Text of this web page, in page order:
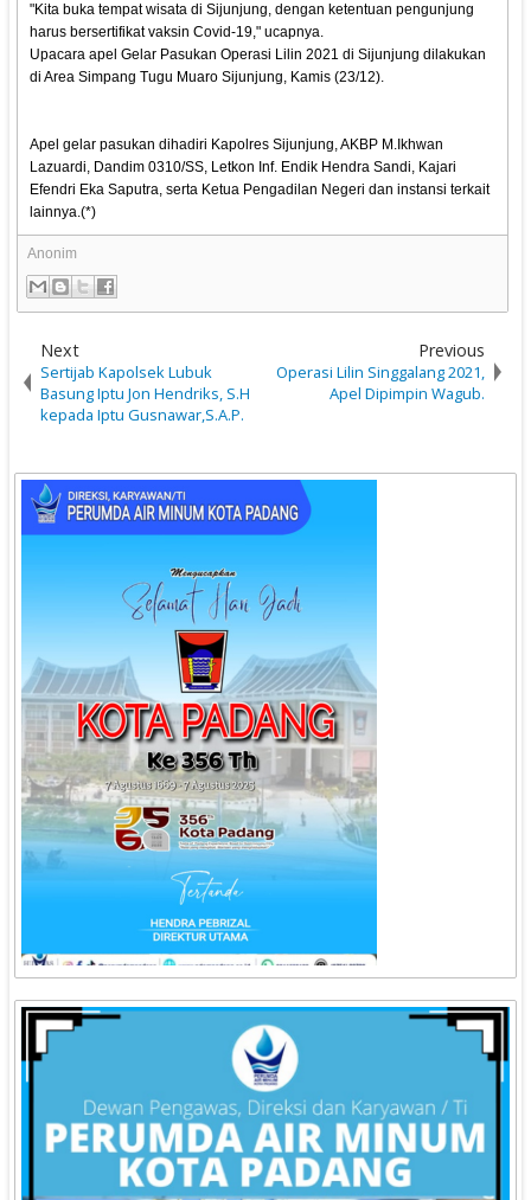
"Kita buka tempat wisata di Sijunjung, dengan ketentuan pengunjung
harus bersertifikat vaksin Covid-19," ucapnya.
Upacara apel Gelar Pasukan Operasi Lilin 2021 di Sijunjung dilakukan
di Area Simpang Tugu Muaro Sijunjung, Kamis (23/12).
Apel gelar pasukan dihadiri Kapolres Sijunjung, AKBP M.Ikhwan
Lazuardi, Dandim 0310/SS, Letkon Inf. Endik Hendra Sandi, Kajari
Efendri Eka Saputra, serta Ketua Pengadilan Negeri dan instansi terkait
lainnya.(*)
Anonim
Next
Sertijab Kapolsek Lubuk
Basung Iptu Jon Hendriks, S.H
kepada Iptu Gusnawar,S.A.P.
Previous
Operasi Lilin Singgalang 2021,
Apel Dipimpin Wagub.